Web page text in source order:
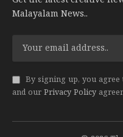
Malayalam News..
By signing up, you
and our Privacy Policy